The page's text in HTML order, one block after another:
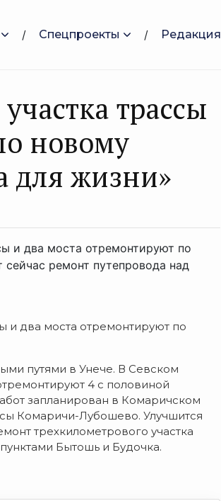
Спецпроекты Редакция
трассы
новому
для жизни»
и два моста отремонтируют по
ремонт путепровода над
и два моста отремонтируют по
путями в Унече. В Севском
4 с половиной
запланирован в Комаричском
Комаричи-Лубошево. Улучшится
трехкилометрового участка
Бытошь и Будочка.